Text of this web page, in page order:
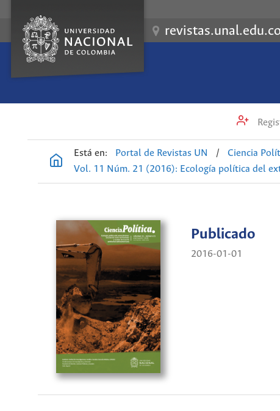
revistas.unal.edu.co
Está en: Portal de Revistas UN / Ciencia
Vol. 11 Núm. 21 (2016): Ecología política del
Publicado
2016-01-01